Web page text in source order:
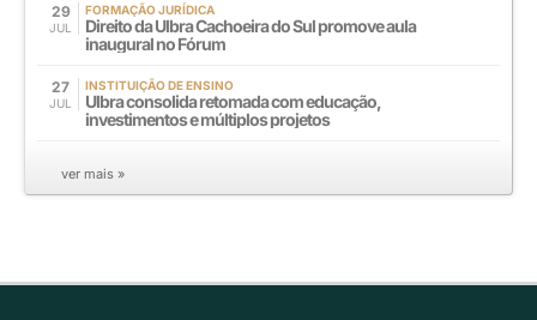
29
JUL
FORMAÇÃO JURÍDICA
Direito da Ulbra Cachoeira do Sul promove aula
inaugural no Fórum
27
JUL
INSTITUIÇÃO DE ENSINO
Ulbra consolida retomada com educação,
investimentos e múltiplos projetos
ver mais »